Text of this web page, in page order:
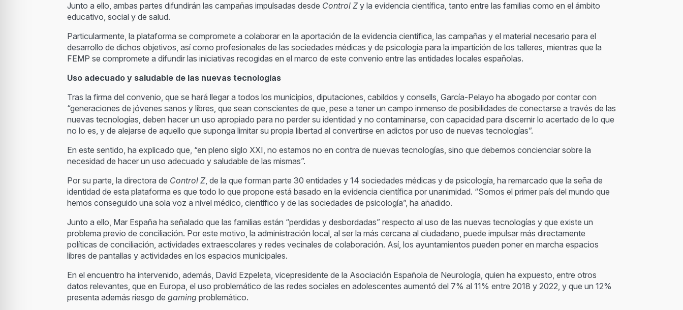
Junto a ello, ambas partes difundirán las campañas impulsadas desde Control Zy la evidencia científica, tanto entre las familias como en el ámbito
educativo, social y de salud.
Particularmente, la plataforma se compromete a colaborar en la aportación de la evidencia científica, las campañas y el material necesario para el
desarrollo de dichos objetivos, así como profesionales de las sociedades médicas y de psicología para la impartición de los talleres, mientras que la
FEMP se compromete a difundir las iniciativas recogidas en el marco de este convenio entre las entidades locales españolas.
Uso adecuado y saludable de las nuevas tecnologías
Tras la firma del convenio, que se hará llegar a todos los municipios, diputaciones, cabildos y consells, García-Pelayo ha abogado por contar con
“generaciones de jóvenes sanos y libres, que sean conscientes de que, pese a tener un campo inmenso de posibilidades de conectarse a través de las
nuevas tecnologías, deben hacer un uso apropiado para no perder su identidad y no contaminarse, con capacidad para discernir lo acertado de lo que
no lo es, y de alejarse de aquello que suponga limitar su propia libertad al convertirse en adictos por uso de nuevas tecnologías”.
En este sentido, ha explicado que, “en pleno siglo XXI, no estamos no en contra de nuevas tecnologías, sino que debemos concienciar sobre la
necesidad de hacer un uso adecuado y saludable de las mismas”.
Por su parte, la directora de Control Z, de la que forman parte 30 entidades y 14 sociedades médicas y de psicología, ha remarcado que la seña de
identidad de esta plataforma es que todo lo que propone está basado en la evidencia científica por unanimidad. “Somos el primer país del mundo que
hemos conseguido una sola voz a nivel médico, científico y de las sociedades de psicología”, ha añadido.
Junto a ello, Mar España ha señalado que las familias están “perdidas y desbordadas” respecto al uso de las nuevas tecnologías y que existe un
problema previo de conciliación. Por este motivo, la administración local, al ser la más cercana al ciudadano, puede impulsar más directamente
políticas de conciliación, actividades extraescolares y redes vecinales de colaboración. Así, los ayuntamientos pueden poner en marcha espacios
libres de pantallas y actividades en los espacios municipales.
En el encuentro ha intervenido, además, David Ezpeleta, vicepresidente de la Asociación Española de Neurología, quien ha expuesto, entre otros
datos relevantes, que en Europa, el uso problemático de las redes sociales en adolescentes aumentó del 7% al 11% entre 2018 y 2022, y que un 12%
presenta además riesgo de gaming problemático.